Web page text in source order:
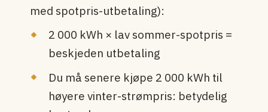
med spotpris-utbetaling):
2 000 kWh × lav sommer-spotpris =
beskjeden utbetaling
Du må senere kjøpe 2 000 kWh til
høyere vinter-strømpris: betydelig